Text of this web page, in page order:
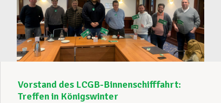
Vorstand des LCGB-Binnenschifffahrt:
Treffen in Königswinter